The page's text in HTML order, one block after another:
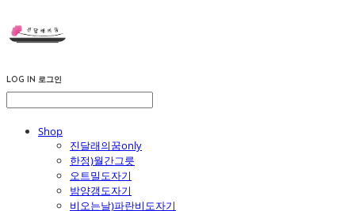
LOG IN 로그인
Shop
진달래의꿈only
한정)월간그릇
오트밀도자기
밤양갱도자기
비오는날)파란비도자기